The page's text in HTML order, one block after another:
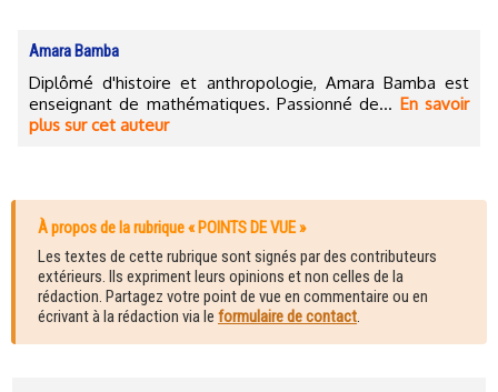
Amara Bamba
Diplômé d'histoire et anthropologie, Amara Bamba est
enseignant de mathématiques. Passionné de... En savoir
plus sur cet auteur
À propos de la rubrique « POINTS DE VUE »
Les textes de cette rubrique sont signés par des contributeurs
extérieurs. Ils expriment leurs opinions et non celles de la
rédaction. Partagez votre point de vue en commentaire ou en
écrivant à la rédaction via le formulaire de contact